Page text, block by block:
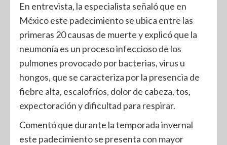
En entrevista, la especialista señaló que en
México este padecimiento se ubica entre las
primeras 20 causas de muerte y explicó que la
neumonía es un proceso infeccioso de los
pulmones provocado por bacterias, virus u
hongos, que se caracteriza por la presencia de
fiebre alta, escalofríos, dolor de cabeza, tos,
expectoración y dificultad para respirar.
Comentó que durante la temporada invernal
este padecimiento se presenta con mayor